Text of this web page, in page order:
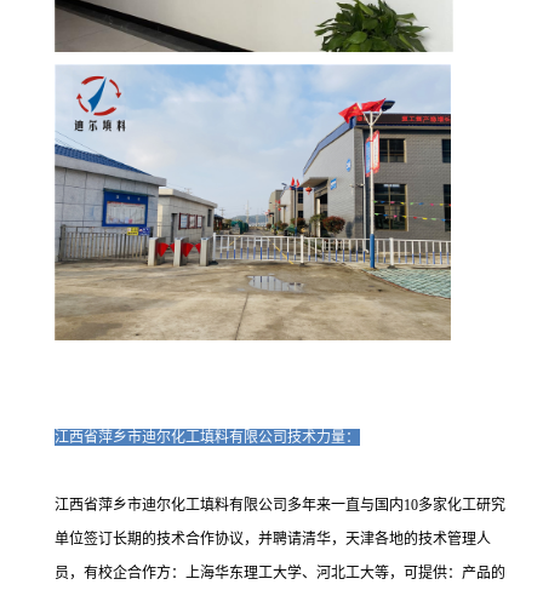
江西省萍乡市迪尔化工填料有限公司技术力量：
江西省萍乡市迪尔化工填料有限公司多年来一直与国内10多家化工研究
单位签订长期的技术合作协议，并聘请清华，天津各地的技术管理人
员，有校企合作方：上海华东理工大学、河北工大等，可提供：产品的